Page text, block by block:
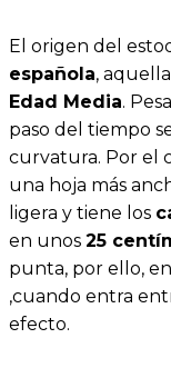
El origen del
española,
Edad Media.
paso del tiempo
curvatura. Por el
una hoja más
ligera y tiene los
en unos 25
punta, por ello,
,cuando entra
efecto.